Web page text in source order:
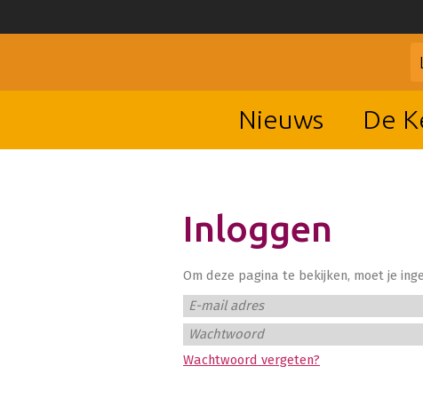
Nieuws De
Inloggen
Om deze pagina te bekijken, moet je
E-mail adres
Wachtwoord
Wachtwoord vergeten?